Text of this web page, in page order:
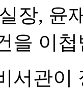
장, 윤
을 이
서관이